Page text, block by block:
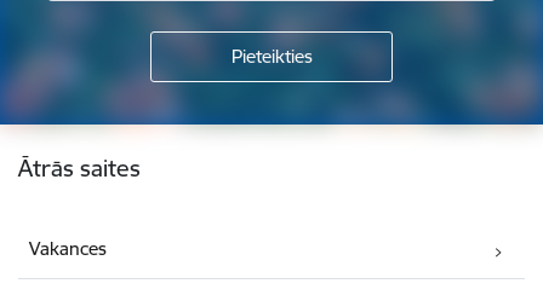
Kājene
Ātrās saites
Vakances